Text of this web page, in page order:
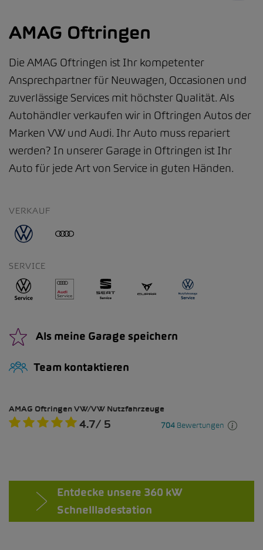
AMAG Oftringen
Die AMAG Oftringen ist Ihr kompetenter
Ansprechpartner für Neuwagen, Occasionen und
zuverlässige Services mit höchster Qualität. Als
Autohändler verkaufen wir in Oftringen Autos der
Marken VW und Audi. Ihr Auto muss repariert
werden? In unserer Garage in Oftringen ist Ihr
Auto für jede Art von Service in guten Händen.
VERKAUF
SERVICE
Als meine Garage speichern
Team kontaktieren
Entdecke unsere 360 kW
Schnellladestation